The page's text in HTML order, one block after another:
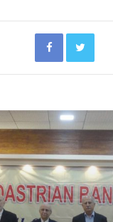
Facebook